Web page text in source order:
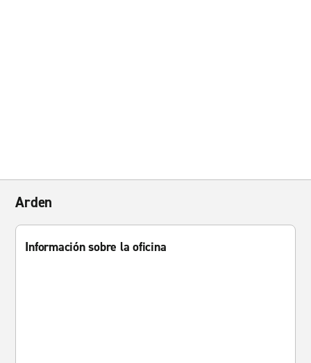
Arden
Información sobre la oficina